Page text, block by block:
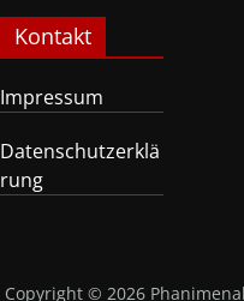
Kontakt
Impressum
Datenschutzerklä
rung
Copyright © 2026